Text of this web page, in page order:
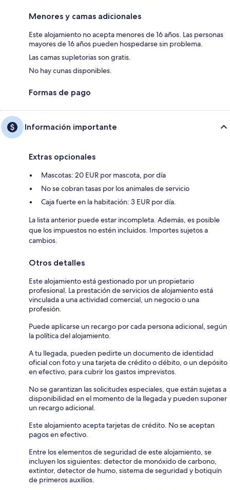
Menores y camas adicionales
Este alojamiento no acepta menores de 16 años. Las personas
mayores de 16 años pueden hospedarse sin problema.
Las camas supletorias son gratis.
No hay cunas disponibles.
Formas de pago
Información importante
Extras opcionales
Mascotas: 20 EUR por mascota, por día
No se cobran tasas por los animales de servicio
Caja fuerte en la habitación: 3 EUR por día.
La lista anterior puede estar incompleta. Además, es posible
que los impuestos no estén incluidos. Importes sujetos a
cambios.
Otros detalles
Este alojamiento está gestionado por un propietario
profesional. La prestación de servicios de alojamiento está
vinculada a una actividad comercial, un negocio o una
profesión.
Puede aplicarse un recargo por cada persona adicional, según
la política del alojamiento.
A tu llegada, pueden pedirte un documento de identidad
oficial con foto y una tarjeta de crédito o débito, o un depósito
en efectivo, para cubrir los gastos imprevistos.
No se garantizan las solicitudes especiales, que están sujetas a
disponibilidad en el momento de la llegada y pueden suponer
un recargo adicional.
Este alojamiento acepta tarjetas de crédito. No se aceptan
pagos en efectivo.
Entre los elementos de seguridad de este alojamiento, se
incluyen los siguientes: detector de monóxido de carbono,
extintor, detector de humo, sistema de seguridad y botiquín
de primeros auxilios.